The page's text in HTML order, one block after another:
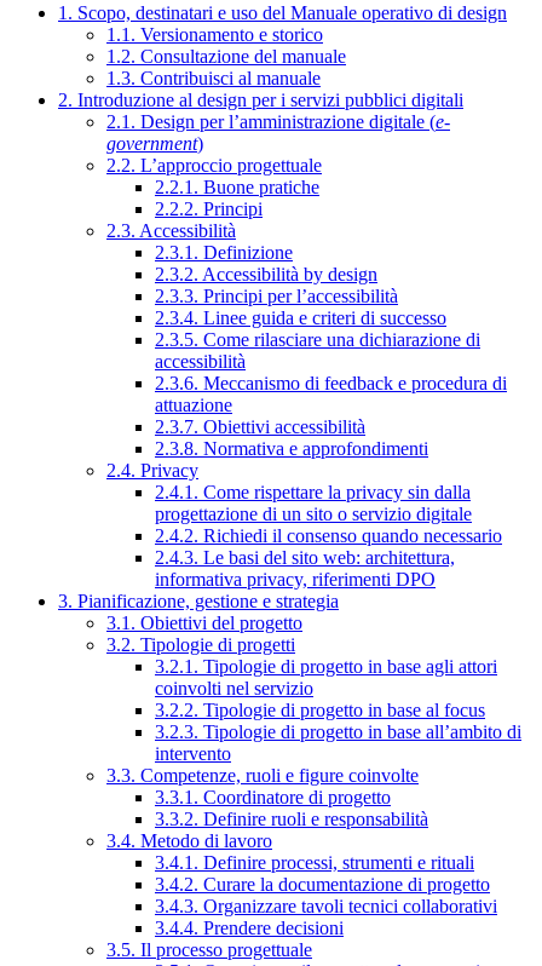
1. Scopo, destinatari e uso del Manuale operativo di design
1.1. Versionamento e storico
1.2. Consultazione del manuale
1.3. Contribuisci al manuale
2. Introduzione al design per i servizi pubblici digitali
2.1. Design per l’amministrazione digitale (e-
government)
2.2. L’approccio progettuale
2.2.1. Buone pratiche
2.2.2. Principi
2.3. Accessibilità
2.3.1. Definizione
2.3.2. Accessibilità by design
2.3.3. Principi per l’accessibilità
2.3.4. Linee guida e criteri di successo
2.3.5. Come rilasciare una dichiarazione di
accessibilità
2.3.6. Meccanismo di feedback e procedura di
attuazione
2.3.7. Obiettivi accessibilità
2.3.8. Normativa e approfondimenti
2.4. Privacy
2.4.1. Come rispettare la privacy sin dalla
progettazione di un sito o servizio digitale
2.4.2. Richiedi il consenso quando necessario
2.4.3. Le basi del sito web: architettura,
informativa privacy, riferimenti DPO
3. Pianificazione, gestione e strategia
3.1. Obiettivi del progetto
3.2. Tipologie di progetti
3.2.1. Tipologie di progetto in base agli attori
coinvolti nel servizio
3.2.2. Tipologie di progetto in base al focus
3.2.3. Tipologie di progetto in base all’ambito di
intervento
3.3. Competenze, ruoli e figure coinvolte
3.3.1. Coordinatore di progetto
3.3.2. Definire ruoli e responsabilità
3.4. Metodo di lavoro
3.4.1. Definire processi, strumenti e rituali
3.4.2. Curare la documentazione di progetto
3.4.3. Organizzare tavoli tecnici collaborativi
3.4.4. Prendere decisioni
3.5. Il processo progettuale